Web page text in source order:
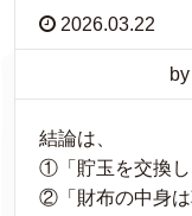
2026.03.22
結論は、
①「貯玉を交換し
②「財布の中身は